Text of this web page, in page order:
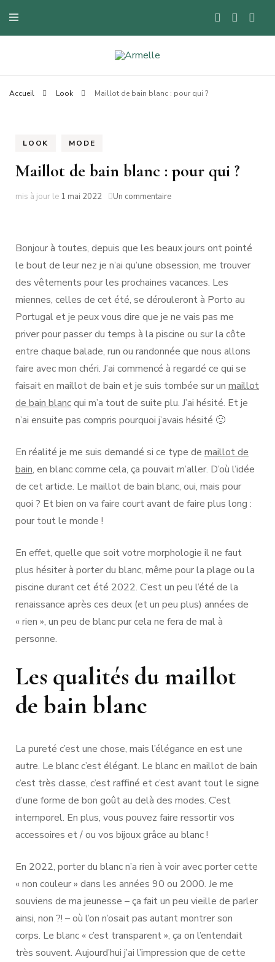
Armelle
Blog mode à Nantes, lifestyle, beauté et bons plans.
Accueil Look Maillot de bain blanc : pour qui ?
LOOK MODE
Maillot de bain blanc : pour qui ?
mis à jour le 1 mai 2022 Un commentairesur
blanc
pour
qui
?
Bonjour à toutes, depuis que les beaux jours ont pointé
le bout de leur nez je n’ai qu’une obsession, me trouver
des vêtements pour les prochaines vacances. Les
miennes, celles de cet été, se dérouleront à Porto au
Portugal et je peux vous dire que je ne vais pas me
priver pour passer du temps à la piscine ou sur la côte
entre chaque balade, run ou randonnée que nous allons
faire avec mon chéri. J’ai commencé à regardé ce qui se
faisait en maillot de bain et je suis tombée sur un maillot
de bain blancqui m’a tout de suite plu. J’ai hésité. Et je
n’ai ensuite pas compris pourquoi j’avais hésité 🙂
En réalité je me suis demandé si ce type de maillot de
bain, en blanc comme cela, ça pouvait m’aller. D’où l’idée
de cet article. Le maillot de bain blanc, oui, mais pour
quoi ? Et bien on va faire court avant de faire plus long :
pour tout le monde !
En effet, quelle que soit votre morphologie il ne faut
plus hésiter à porter du blanc, même pour la plage ou la
piscine durant cet été 2022. C’est un peu l’été de la
renaissance après ces deux (et un peu plus) années de
« rien », un peu de blanc pur cela ne fera de mal à
personne.
Les qualités du maillot
de bain blanc
La pureté c’est une chose, mais l’élégance en est une
autre. Le blanc c’est élégant. Le blanc en maillot de bain
c’est très classe, c’est raffiné et c’est avant tout le signe
d’une forme de bon goût au delà des modes. C’est
intemporel. En plus, vous pouvez faire ressortir vos
accessoires et / ou vos bijoux grâce au blanc !
En 2022, porter du blanc n’a rien à voir avec porter cette
« non couleur » dans les années 90 ou 2000. Je me
souviens de ma jeunesse – ça fait un peu vieille de parler
ainsi, non ?! – où l’on n’osait pas autant montrer son
corps. Le blanc « c’est transparent », ça on l’entendait
très souvent. Aujourd’hui j’ai l’impression que de cette